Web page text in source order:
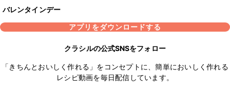
バレンタインデー
アプリをダウンロードする
クラシルの公式SNSをフォロー
「きちんとおいしく作れる」をコンセプトに、簡単においしく作れる
レシピ動画を毎日配信しています。